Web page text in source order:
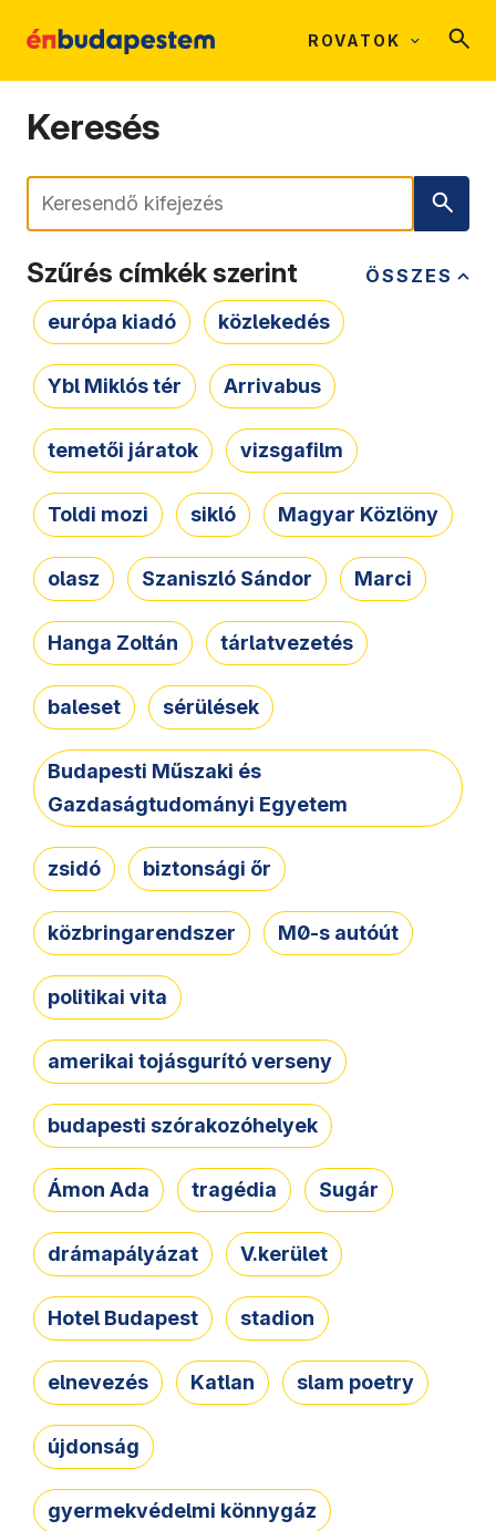
ROVATOK
Keresés
Keresés
ÖSSZES
Szűrés címkék szerint
európa kiadó közlekedés
Ybl Miklós tér Arrivabus
temetői járatok vizsgafilm
Toldi mozi sikló Magyar Közlöny
olasz Szaniszló Sándor Marci
Hanga Zoltán tárlatvezetés
baleset sérülések
Budapesti Műszaki és
Gazdaságtudományi Egyetem
zsidó biztonsági őr
közbringarendszer M0-s autóút
politikai vita
amerikai tojásgurító verseny
budapesti szórakozóhelyek
Ámon Ada tragédia Sugár
drámapályázat V.kerület
Hotel Budapest stadion
elnevezés Katlan slam poetry
újdonság
gyermekvédelmi könnygáz